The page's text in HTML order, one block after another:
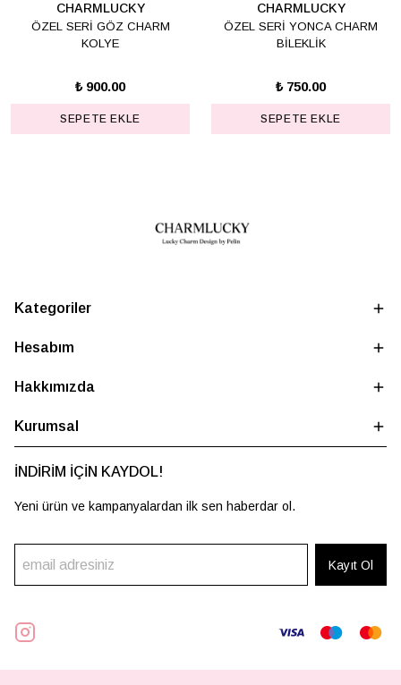
CHARMLUCKY
ÖZEL SERİ GÖZ CHARM
KOLYE
₺ 900.00
SEPETE EKLE
CHARMLUCKY
ÖZEL SERİ YONCA CHARM
BİLEKLİK
₺ 750.00
SEPETE EKLE
Kategoriler
Hesabım
Hakkımızda
Kurumsal
İNDİRİM İÇİN KAYDOL!
Yeni ürün ve kampanyalardan ilk sen haberdar ol.
Kayıt Ol